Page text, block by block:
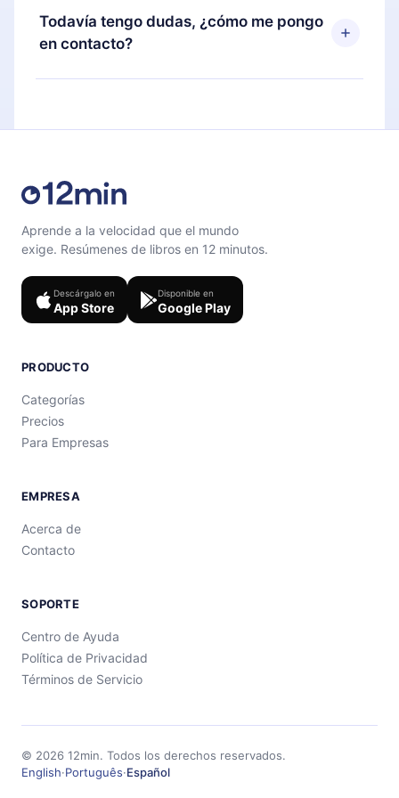
También puedes leer o escuchar tus títulos
favoritos sin conexión y desafiarte con un
puedes cancelar en cualquier momento y el
próximo ciclo de facturación no ocurrirá.
Todavía tengo dudas, ¿cómo me pongo
en contacto?
Siéntete libre de contactarnos en
Aprende a la velocidad que el mundo
exige. Resúmenes de libros en 12 minutos.
Descárgalo en
App Store
Disponible en
Google Play
PRODUCTO
Categorías
Precios
Para Empresas
EMPRESA
Acerca de
Contacto
SOPORTE
Centro de Ayuda
Política de Privacidad
Términos de Servicio
© 2026 12min. Todos los derechos reservados.
English·Português·Español